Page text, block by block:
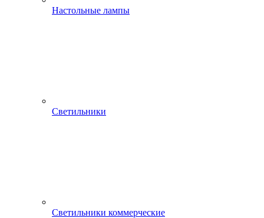
Настольные лампы
Светильники
Светильники коммерческие